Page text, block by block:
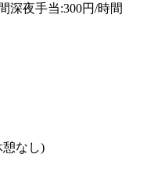
深夜手当:300円/時間
憩なし)